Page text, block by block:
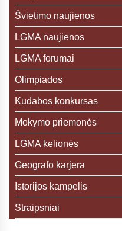
Švietimo naujienos
LGMA naujienos
LGMA forumai
Olimpiados
Kudabos konkursas
Mokymo priemonės
LGMA kelionės
Geografo karjera
Istorijos kampelis
Straipsniai